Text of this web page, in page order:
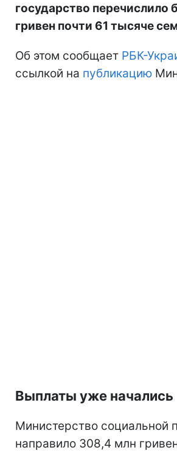
государство перечислило
гривен почти 61 тысяче
Об этом сообщает РБК-
ссылкой на публикацию
Выплаты уже начались
Министерство социальной
направило 308,4 млн